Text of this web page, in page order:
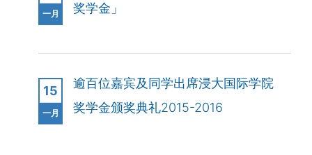
一月
奖学金」
15
一月
逾百位嘉宾及同学出席浸大国际学院
奖学金颁奖典礼2015-2016